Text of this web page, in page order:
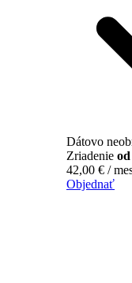
Dátovo
Zriadenie
42,00 € /
Objednať